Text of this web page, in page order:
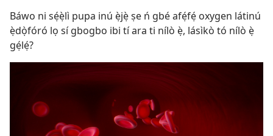
Báwo ni sẹ́ẹ̀lì pupa inú ẹ̀jẹ̀ ṣe ń gbé afẹ́fẹ́ oxygen látinú
ẹ̀dọ̀fóró lọ sí gbogbo ibi tí ara ti nílò ẹ̀, lásìkò tó nílò ẹ̀
gẹ́lẹ́?